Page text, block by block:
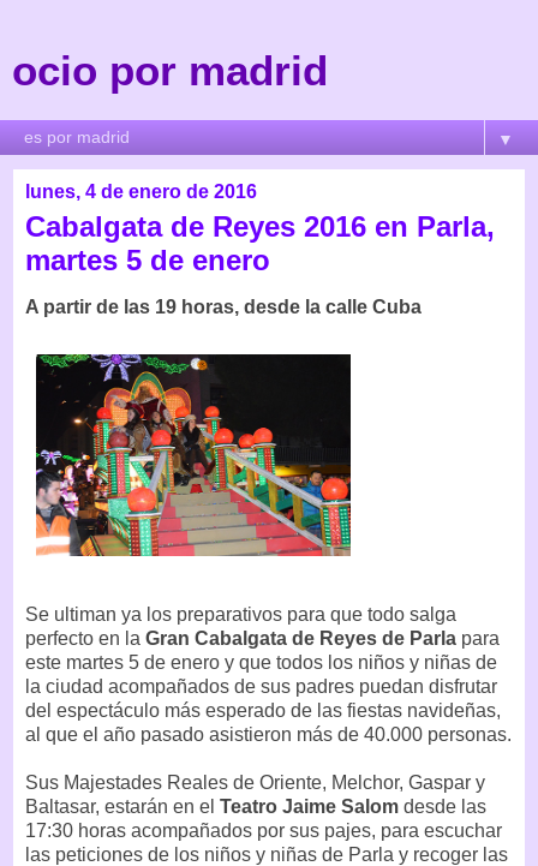
ocio por madrid
▼
lunes, 4 de enero de 2016
Cabalgata de Reyes 2016 en Parla,
martes 5 de enero
A partir de las 19 horas, desde la calle Cuba
Se ultiman ya los preparativos para que todo salga
perfecto en la Gran Cabalgata de Reyes de Parla para
este martes 5 de enero y que todos los niños y niñas de
la ciudad acompañados de sus padres puedan disfrutar
del espectáculo más esperado de las fiestas navideñas,
al que el año pasado asistieron más de 40.000 personas.
Sus Majestades Reales de Oriente, Melchor, Gaspar y
Baltasar, estarán en el Teatro Jaime Salom desde las
17:30 horas acompañados por sus pajes, para escuchar
las peticiones de los niños y niñas de Parla y recoger las